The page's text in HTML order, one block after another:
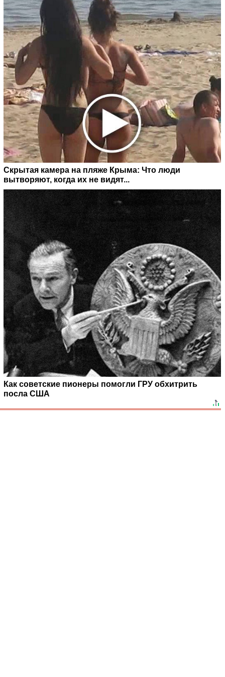
Скрытая камера на пляже Крыма: Что люди
вытворяют, когда их не видят...
Как советские пионеры помогли ГРУ обхитрить
посла США